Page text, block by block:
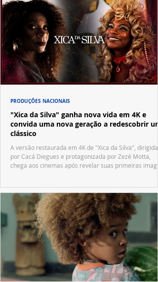
"Xica da Silva" ganha nova vida em 4K e
convida uma nova geração a redescobrir um
clássico
A versão restaurada em 4K de "Xica da Silva", dirigida
por Cacá Diegues e protagonizada por Zezé Motta,
chega aos cinemas após revelar suas primeiras
PRODUÇÕES NACIONAIS